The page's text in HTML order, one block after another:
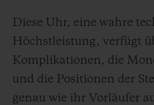
Diese Uhr, eine wahre
Höchstleistung, verfügt
Komplikationen, die
und die Positionen der
genau wie ihr Vorläufer